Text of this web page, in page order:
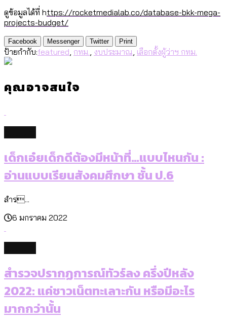
ดูข้อมูลได้ที่ https://rocketmedialab.co/database-bkk-mega-
projects-budget/
Facebook Messenger Twitter Print
ป้ายกำกับ:featured, กทม., งบประมาณ, เลือกตั้งผู้ว่าฯ กทม.
คุณอาจสนใจ
เด็กเอ๋ยเด็กดีต้องมีหน้าที่…แบบไหนกัน :
อ่านแบบเรียนสังคมศึกษา ชั้น ป.6
สำร...
6 มกราคม 2022
สำรวจปรากฏการณ์ทัวร์ลง ครึ่งปีหลัง
2022: แค่ชาวเน็ตทะเลาะกัน หรือมีอะไร
มากกว่านั้น